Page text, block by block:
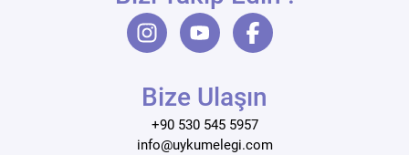
Bize Ulaşın
+90 530 545 5957
info@uykumelegi.com